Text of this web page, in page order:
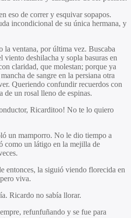
eso de correr y esquivar sopapos.
incondicional de su única hermana, y
la ventana, por última vez. Buscaba
viento deshilacha y sopla basuras en
claridad, que molestan; porque ya
de sangre en la persiana otra
Queriendo confundir recuerdos con
de un rosal lleno de espinas.
Ricarditoo! No te lo quiero
un mamporro. No le dio tiempo a
como un látigo en la mejilla de
entonces, la siguió viendo florecida en
viva.
Ricardo no sabía llorar.
refunfuñando y se fue para